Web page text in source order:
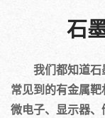
石
我们都知道石
常见到的有金属
微电子、显示器